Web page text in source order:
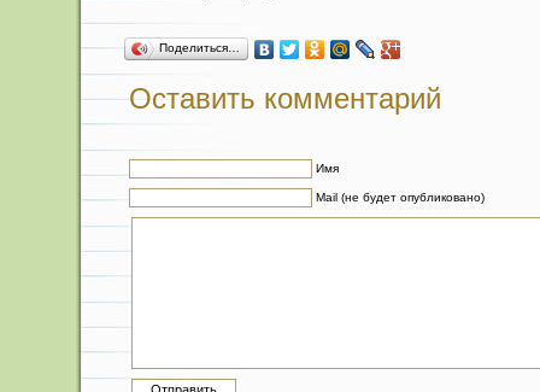
Поделиться…
Оставить комментарий
Имя
Mail (не будет опубликовано)